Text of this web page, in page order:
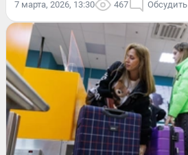
7 марта, 2026, 13:30 467 Обсудить